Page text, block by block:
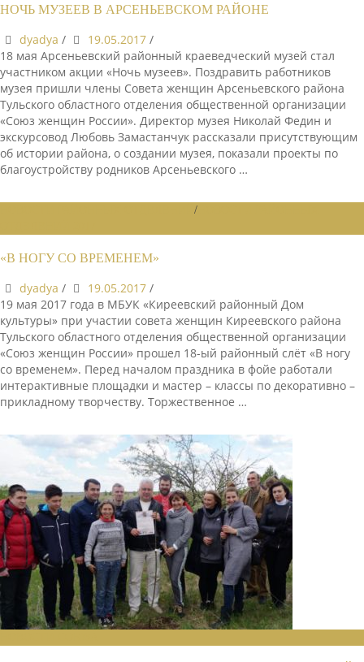
НОЧЬ МУЗЕЕВ В АРСЕНЬЕВСКОМ РАЙОНЕ
dyadya / 19.05.2017 /
18 мая Арсеньевский районный краеведческий музей стал
участником акции «Ночь музеев». Поздравить работников
музея пришли члены Совета женщин Арсеньевского района
Тульского областного отделения общественной организации
«Союз женщин России». Директор музея Николай Федин и
экскурсовод Любовь Замастанчук рассказали присутствующим
об истории района, о создании музея, показали проекты по
благоустройству родников Арсеньевского …
/
«В НОГУ СО ВРЕМЕНЕМ»
dyadya / 19.05.2017 /
19 мая 2017 года в МБУК «Киреевский районный Дом
культуры» при участии совета женщин Киреевского района
Тульского областного отделения общественной организации
«Союз женщин России» прошел 18-ый районный слёт «В ногу
со временем». Перед началом праздника в фойе работали
интерактивные площадки и мастер – классы по декоративно –
прикладному творчеству. Торжественное …